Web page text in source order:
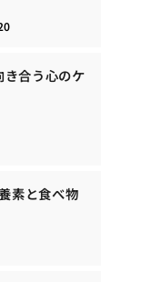
き合う心のケ
素と食べ物